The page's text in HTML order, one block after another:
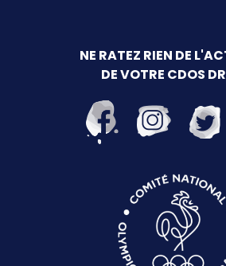
NE RATEZ RIEN DE
DE VOTRE CDOS